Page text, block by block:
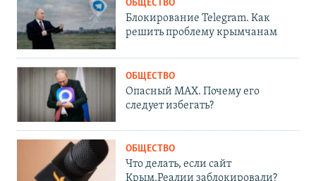
ОБЩЕСТВО
Блокирование Telegram. Как
решить проблему крымчанам
ОБЩЕСТВО
Опасный MAX. Почему его
следует избегать?
ОБЩЕСТВО
Что делать, если сайт
Крым.Реалии заблокировали?